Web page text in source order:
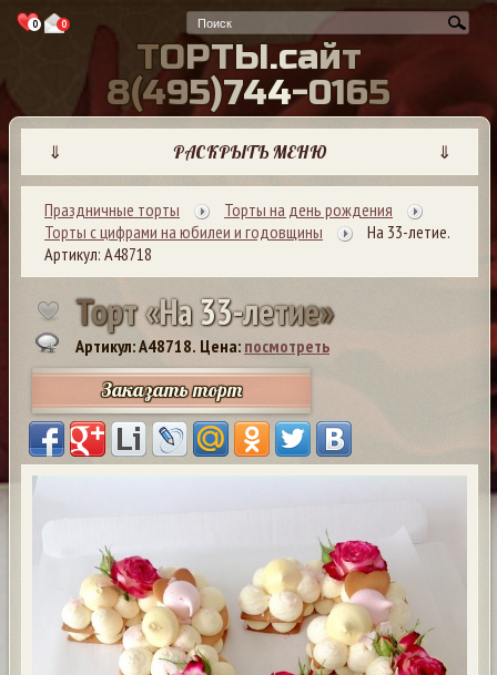
0 0
ТОРТЫ.сайт
8(495)744-0165
⇓ РАСКРЫТЬ МЕНЮ ⇓
Праздничные торты
Торты на день рождения
Торты с цифрами на юбилеи и годовщины
На 33-летие.
Артикул: А48718
Торт«На33-летие»
Артикул: A48718. Цена: посмотреть
Заказать торт